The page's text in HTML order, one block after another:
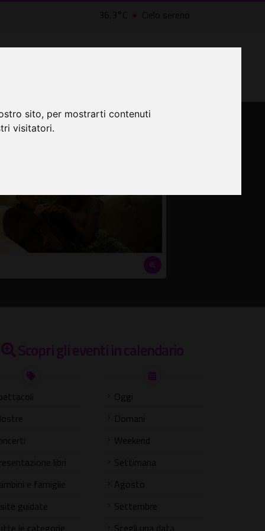
sito, per mostrarti contenuti
visitatori.
Civette
36,3°C Cielo sereno
Scopri gli eventi in calendario
libri
e famiglie
guidate
le categorie
Oggi
Domani
Weekend
Settimana
Agosto
Settembre
Scegli una data